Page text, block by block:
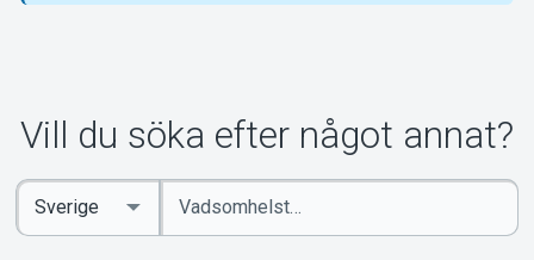
Vill du söka efter något annat?
Ange
sökord
Select
Country